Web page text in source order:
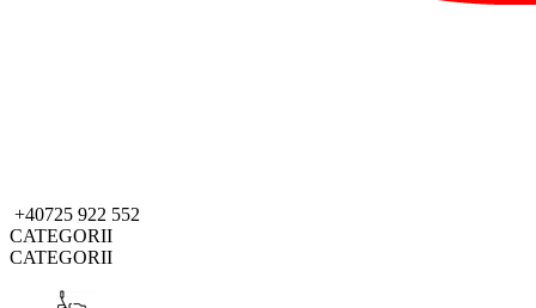
+40725 922 552
CATEGORII
CATEGORII